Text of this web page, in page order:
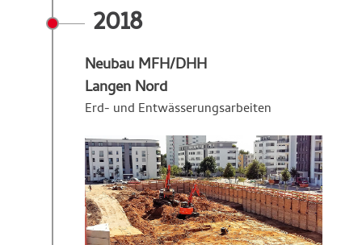
2018
Neubau MFH/DHH
Langen Nord
Erd- und Entwässerungsarbeiten